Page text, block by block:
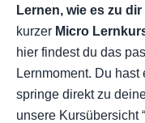
Lernen, wie es zu
kurzer Micro
hier findest du das
Lernmoment. Du
springe direkt zu
unsere Kursübersicht